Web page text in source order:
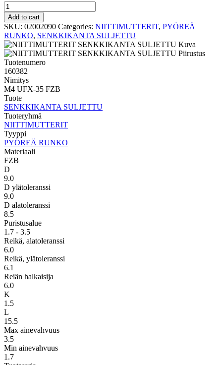
PYÖREÄ
RUNKO
SENKKIKANTA
SULJETTU
M4
UFX-
35
FZB
quantity
Add to cart
SKU: 02002090 Categories: NIITTIMUTTERIT, PYÖREÄ
RUNKO, SENKKIKANTA SULJETTU
Tuotenumero
160382
Nimitys
M4 UFX-35 FZB
Tuote
SENKKIKANTA SULJETTU
Tuoteryhmä
NIITTIMUTTERIT
Tyyppi
PYÖREÄ RUNKO
Materiaali
FZB
D
9.0
D ylätoleranssi
9.0
D alatoleranssi
8.5
Puristusalue
1.7 - 3.5
Reikä, alatoleranssi
6.0
Reikä, ylätoleranssi
6.1
Reiän halkaisija
6.0
K
1.5
L
15.5
Max ainevahvuus
3.5
Min ainevahvuus
1.7